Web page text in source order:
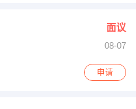
面议
08-07
申请